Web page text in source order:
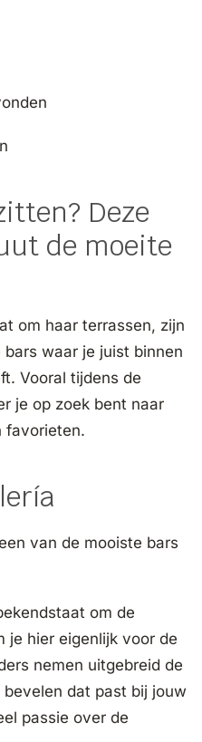
Deze
de moeite
om haar terrassen, zijn
waar je juist binnen
Vooral tijdens de
je op zoek bent naar
favorieten.
van de mooiste bars
om de
je hier eigenlijk voor de
nemen uitgebreid de
dat past bij jouw
passie over de